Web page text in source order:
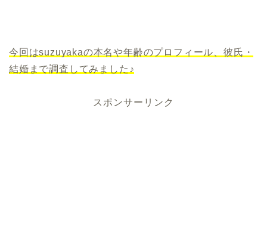
今回はsuzuyakaの本名や年齢のプロフィール、彼氏・
結婚まで調査してみました♪
スポンサーリンク